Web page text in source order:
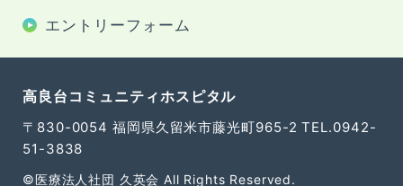
エントリーフォーム
高良台コミュニティホスピタル
〒830-0054 福岡県久留米市藤光町965-2TEL.0942-
51-3838
©医療法人社団 久英会 All Rights Reserved.